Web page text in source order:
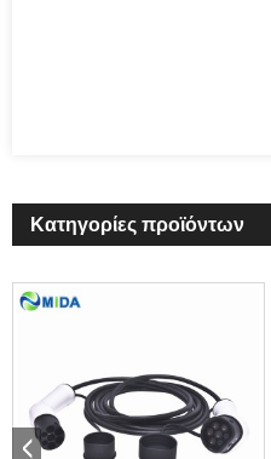
Κατηγορίες προϊόντων